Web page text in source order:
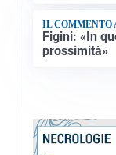
IL COMMENTO
Figini: «In
prossimità»